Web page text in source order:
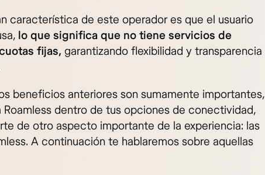
característica de este operador es que el usuario
lo que significa que no tiene servicios de
fijas, garantizando flexibilidad y transparencia
beneficios anteriores son sumamente importantes,
Roamless dentro de tus opciones de conectividad,
de otro aspecto importante de la experiencia: las
A continuación te hablaremos sobre aquellas